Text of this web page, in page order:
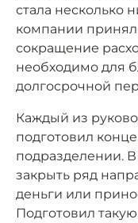
стала несколько
компании
сокращение
необходимо для
долгосрочной
Каждый из
подготовил
подразделении.
закрыть ряд
деньги или
Подготовил